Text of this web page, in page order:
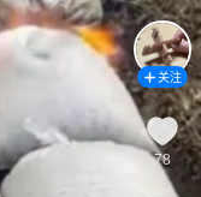
关注
78